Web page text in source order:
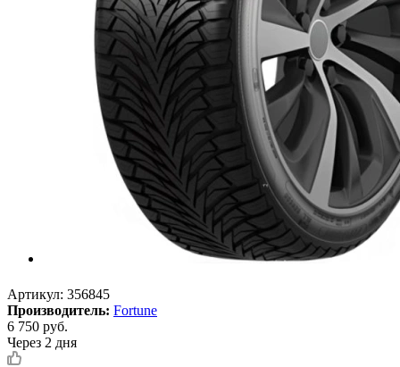
Артикул: 356845
Производитель: Fortune
6 750 руб.
Через 2 дня